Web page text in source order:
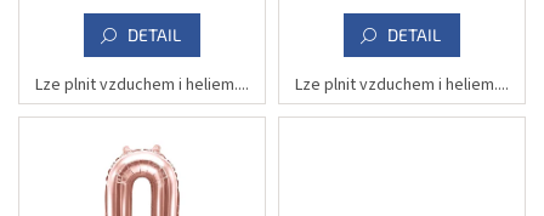
DETAIL
Lze plnit vzduchem i heliem....
DETAIL
Lze plnit vzduchem i heliem....